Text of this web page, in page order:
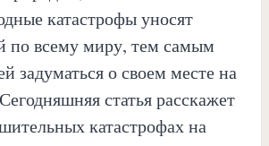
катастрофы уносят
по всему миру, тем самым
задуматься о своем месте на
статья расскажет
катастрофах на